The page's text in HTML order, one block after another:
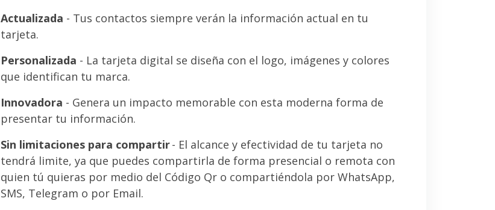
Actualizada - Tus contactos siempre verán la información actual en tu
tarjeta.
Personalizada - La tarjeta digital se diseña con el logo, imágenes y colores
que identifican tu marca.
Innovadora - Genera un impacto memorable con esta moderna forma de
presentar tu información.
Sin limitaciones para compartir- El alcance y efectividad de tu tarjeta no
tendrá limite, ya que puedes compartirla de forma presencial o remota con
quien tú quieras por medio del Código Qr o compartiéndola por WhatsApp,
SMS, Telegram o por Email.